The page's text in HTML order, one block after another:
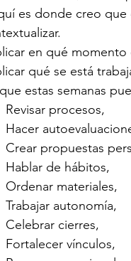
es donde creo
en qué momento
qué se está
estas semanas
Revisar procesos,
Hacer
Crear propuestas
Hablar de hábitos,
Ordenar materiales,
Trabajar autonomía,
Celebrar cierres,
Fortalecer vínculos,